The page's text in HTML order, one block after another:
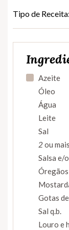
Tipo de Receita:
Azeite
Óleo
Água
Leite
Sal
2ou
Salsa e/
Gotas
Sal q.b.
Louro e